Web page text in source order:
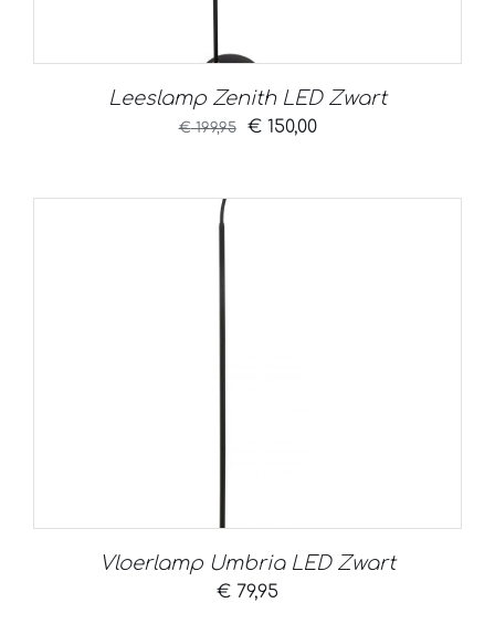
Leeslamp Zenith LED Zwart
€199,95
Oorspronkelijke
€150,00Huidige
Vloerlamp Umbria LED Zwart
€ 79,95